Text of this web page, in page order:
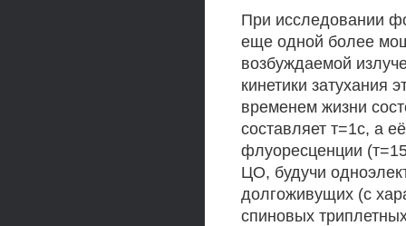
При исследовании
еще одной более
возбуждаемой
кинетики затухания
временем жизни
составляет т=1с, а
флуоресценции
ЦО, будучи
долгоживущих (с
спиновых